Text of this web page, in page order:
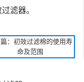
滤器。
：初效过滤棉的使用寿
命及范围